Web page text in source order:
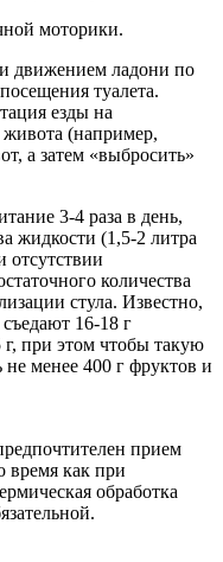
моторики.
движением ладони по
туалета.
езды на
(например,
а затем «выбросить»
3-4 раза в день,
жидкости (1,5-2 литра
отсутствии
количества
стула. Известно,
16-18 г
г, при этом чтобы такую
менее 400 г фруктов и
прием
время как при
обработка